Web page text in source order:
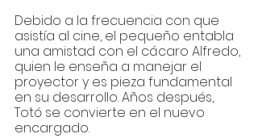
Debido a la frecuencia con que
asistía al cine, el pequeño entabla
una amistad con el cácaro Alfredo,
quien le enseña a manejar el
proyector y es pieza fundamental
en su desarrollo. Años después,
Totó se convierte en el nuevo
encargado.